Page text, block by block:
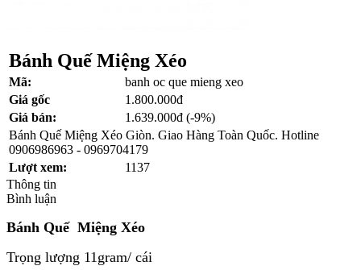
Bánh Quế Miệng Xéo
Mã:
banh oc que mieng xeo
Giá gốc
1.800.000đ
Giá bán:
1.639.000đ (-9%)
Bánh Quế Miệng Xéo Giòn. Giao Hàng Toàn Quốc. Hotline
0906986963 - 0969704179
Lượt xem:
1137
Thông tin
Bình luận
Bánh Quế Miệng Xéo
Trọng lượng 11gram/ cái